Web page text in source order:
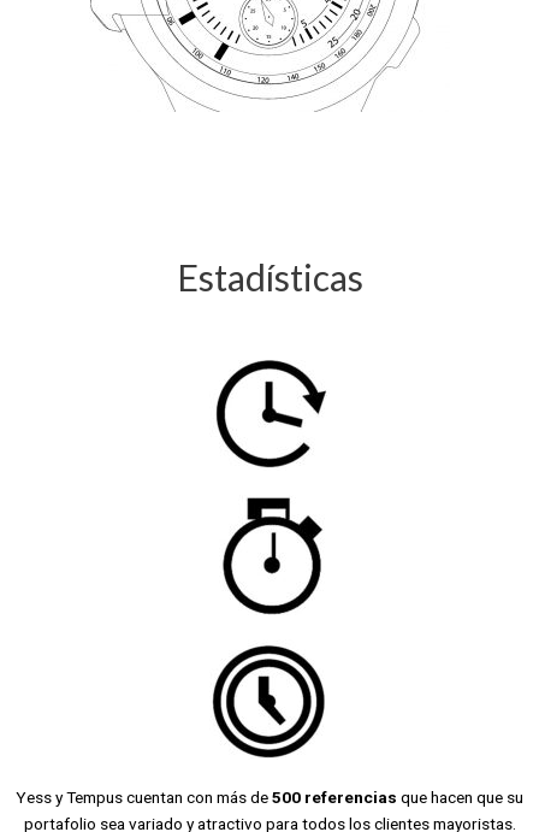
Estadísticas
Yess y Tempus cuentan con más de500 referencias que hacen que su
portafolio sea variado y atractivo para todos los clientes mayoristas.